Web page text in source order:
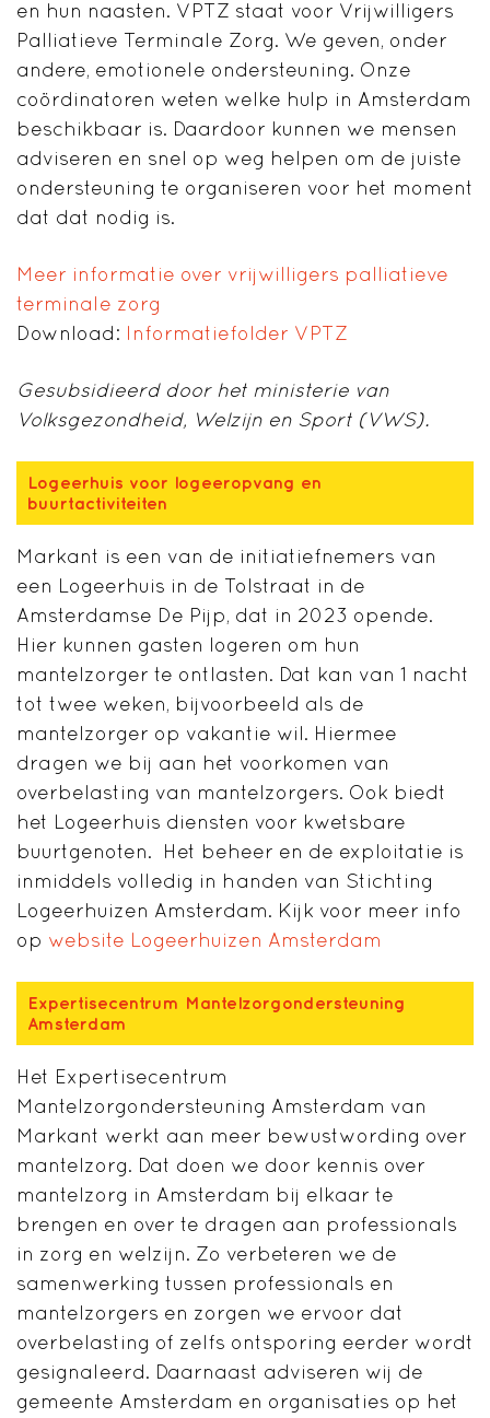
en hun naasten. VPTZ staat voor Vrijwilligers
Palliatieve Terminale Zorg. We geven, onder
andere, emotionele ondersteuning. Onze
coördinatoren weten welke hulp in Amsterdam
beschikbaar is. Daardoor kunnen we mensen
adviseren en snel op weg helpen om de juiste
ondersteuning te organiseren voor het moment
dat dat nodig is.
Meer informatie over vrijwilligers palliatieve
terminale zorg
Download: Informatiefolder VPTZ
Gesubsidieerd door het ministerie van
Volksgezondheid, Welzijn en Sport (VWS).
Logeerhuis voor logeeropvang en
buurtactiviteiten
Markant is een van de initiatiefnemers van
een Logeerhuis in de Tolstraat in de
Amsterdamse De Pijp, dat in 2023 opende.
Hier kunnen gasten logeren om hun
mantelzorger te ontlasten. Dat kan van 1 nacht
tot twee weken, bijvoorbeeld als de
mantelzorger op vakantie wil. Hiermee
dragen we bij aan het voorkomen van
overbelasting van mantelzorgers. Ook biedt
het Logeerhuis diensten voor kwetsbare
buurtgenoten. Het beheer en de exploitatie is
inmiddels volledig in handen van Stichting
Logeerhuizen Amsterdam. Kijk voor meer info
op website Logeerhuizen Amsterdam
Expertisecentrum Mantelzorgondersteuning
Amsterdam
Het Expertisecentrum
Mantelzorgondersteuning Amsterdam van
Markant werkt aan meer bewustwording over
mantelzorg. Dat doen we door kennis over
mantelzorg in Amsterdam bij elkaar te
brengen en over te dragen aan professionals
in zorg en welzijn. Zo verbeteren we de
samenwerking tussen professionals en
mantelzorgers en zorgen we ervoor dat
overbelasting of zelfs ontsporing eerder wordt
gesignaleerd. Daarnaast adviseren wij de
gemeente Amsterdam en organisaties op het